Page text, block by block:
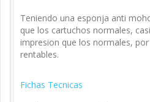
Teniendo una esponja anti
que los cartuchos normales,
impresion que los normales,
rentables.
Fichas Tecnicas